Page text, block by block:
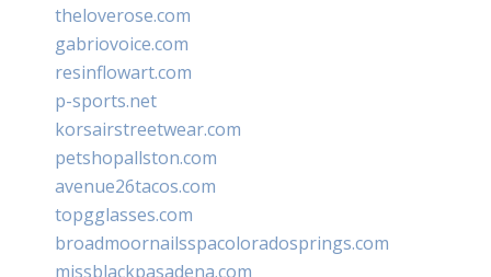
theloverose.com
gabriovoice.com
resinflowart.com
p-sports.net
korsairstreetwear.com
petshopallston.com
avenue26tacos.com
topgglasses.com
broadmoornailsspacoloradosprings.com
missblackpasadena.com